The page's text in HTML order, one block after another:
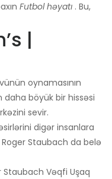
Futbol həyatı . Bu,
|
oynamasının
daha böyük bir hissəsi
sevir.
digər insanlara
Staubach da belə
Vəqfi Uşaq